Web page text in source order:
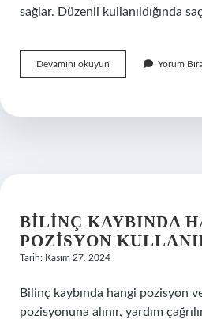
sağlar. Düzenli kullanıldığında
Devamını okuyun
Beyazlamasına
Gelir
Yorum
BILINÇ KAYBINDA
POZISYON
Tarih: Kasım 27, 2024
Bilinç kaybında hangi pozisyon
pozisyonuna alınır, yardım